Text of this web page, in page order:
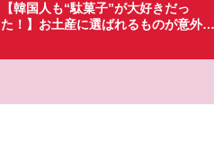
【そんなものまで買っていくの？】日
本のドラストで韓国人が買うものがち